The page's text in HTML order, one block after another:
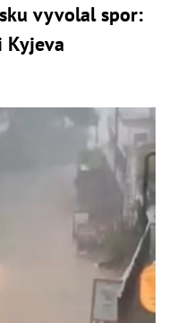
vyvolal spor:
Kyjeva